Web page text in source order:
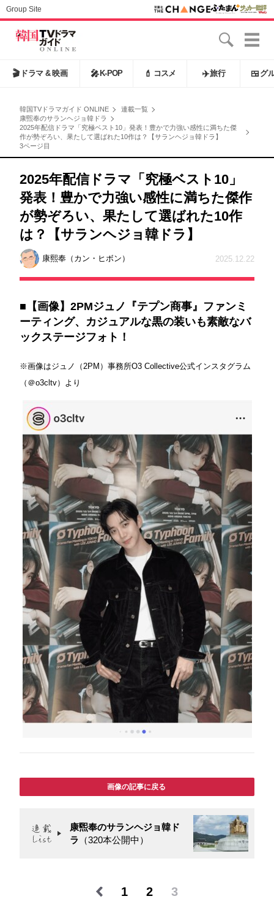
Group Site
🎬 ドラマ & 映画 🎤 K-POP 💄 コスメ ✈️旅行 🍱 グ
韓国TVドラマガイド ONLINE
連載一覧
康煕奉のサランヘジョ韓ドラ
2025年配信ドラマ「究極ベスト10」発表！豊かで力強い感性に満ちた傑
作が勢ぞろい、果たして選ばれた10作は？【サランヘジョ韓ドラ】
3ページ目
2025年配信ドラマ「究極ベスト10」
発表！豊かで力強い感性に満ちた傑作
が勢ぞろい、果たして選ばれた10作
は？【サランヘジョ韓ドラ】
康熙奉（カン・ヒボン） 2025.12.22
■【画像】2PMジュノ『テプン商事』ファンミ
ーティング、カジュアルな黒の装いも素敵なバ
ックステージフォト！
※画像はジュノ（2PM）事務所O3 Collective公式インスタグラム
（＠o3cltv）より
画像の記事に戻る
康煕奉のサランヘジョ韓ド
ラ （320本公開中）
1 2 3